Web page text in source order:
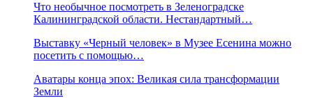
Что необычное посмотреть в Зеленоградске
Калининградской области. Нестандартный…
Выставку «Черный человек» в Музее Есенина можно
посетить с помощью…
Аватары конца эпох: Великая сила трансформации
Земли